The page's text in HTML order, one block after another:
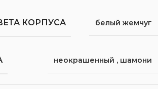
КОРПУСА белый жемчуг
неокрашенный , шамони